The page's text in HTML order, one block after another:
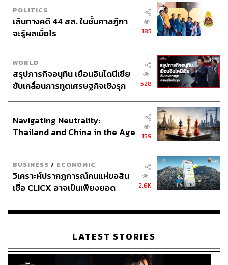
POLITICS
เส้นทางคดี 44 สส. ในชั้นศาลฎีกา
จะรู้ผลเมื่อไร
185
WORLD
สรุปภารกิจอนุทิน เยือนอินโดนีเซีย
ขับเคลื่อนการทูตเศรษฐกิจเชิงรุก
528
Navigating Neutrality:
Thailand and China in the Age
159
BUSINESS / ECONOMIC
วิเคราะห์ปรากฏการณ์คนแห่ขอสิน
เชื่อ CLICX อาจเป็นเพียงยอด
เรือนไทยที่ถูกซุกไว้
2.6K
LATEST STORIES